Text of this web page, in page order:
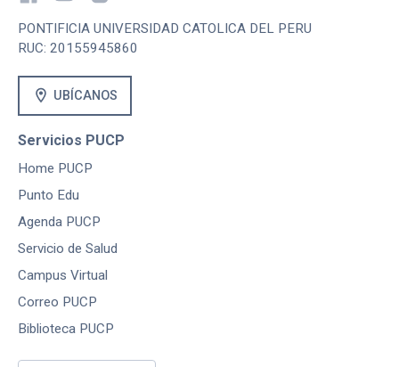
PONTIFICIA UNIVERSIDAD CATOLICA DEL PERU
RUC: 20155945860
location_on UBÍCANOS
Servicios PUCP
Home PUCP
Punto Edu
Agenda PUCP
Servicio de Salud
Campus Virtual
Correo PUCP
Biblioteca PUCP